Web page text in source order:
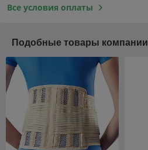
Все условия оплаты
Подобные товары компании